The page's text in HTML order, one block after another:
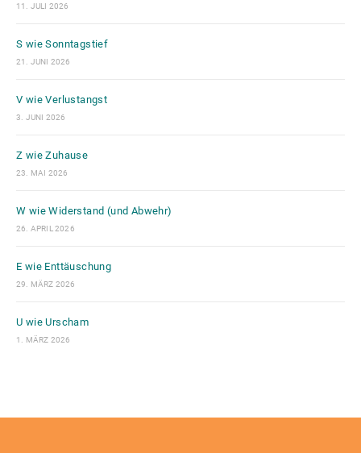
11. JULI 2026
S wie Sonntagstief
21. JUNI 2026
V wie Verlustangst
3. JUNI 2026
Z wie Zuhause
23. MAI 2026
W wie Widerstand (und Abwehr)
26. APRIL 2026
E wie Enttäuschung
29. MÄRZ 2026
U wie Urscham
1. MÄRZ 2026